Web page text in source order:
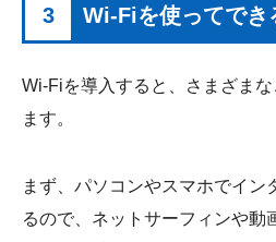
3 Wi-Fiを使ってでき
Wi-Fiを導入すると、さまざま
ます。
まず、パソコンやスマホでイン
るので、ネットサーフィンや動